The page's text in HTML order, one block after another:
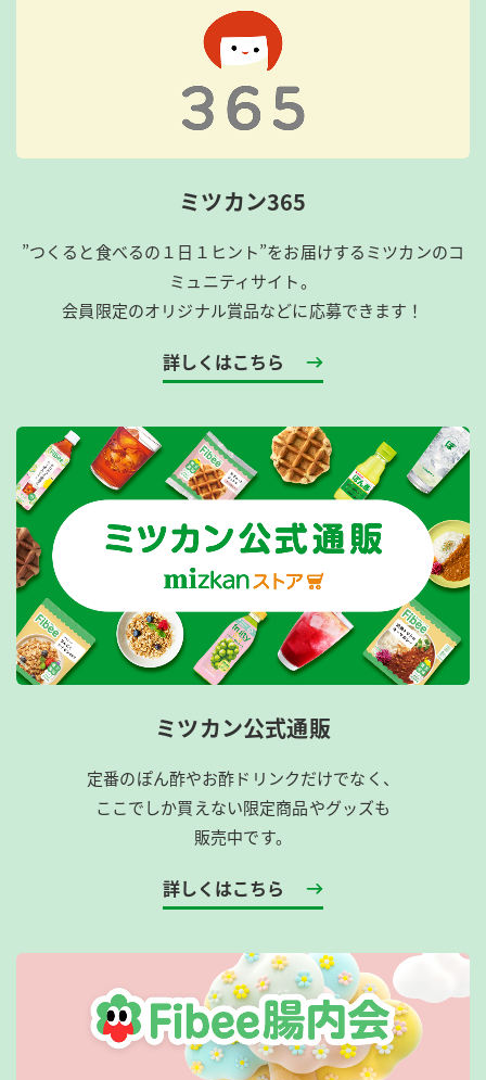
ミツカン365
”つくると食べるの１日１ヒント”をお届けするミツカンのコ
ミュニティサイト。
会員限定のオリジナル賞品などに応募できます！
詳しくはこちら
ミツカン公式通販
定番のぽん酢やお酢ドリンクだけでなく、
ここでしか買えない限定商品やグッズも
販売中です。
詳しくはこちら